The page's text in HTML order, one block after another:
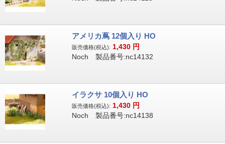
アメリカ蔦 12個入り HO
販売価格(税込): 1,430 円
Noch 製品番号:nc14132
イラクサ 10個入り HO
販売価格(税込): 1,430 円
Noch 製品番号:nc14138